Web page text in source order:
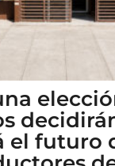
el futuro